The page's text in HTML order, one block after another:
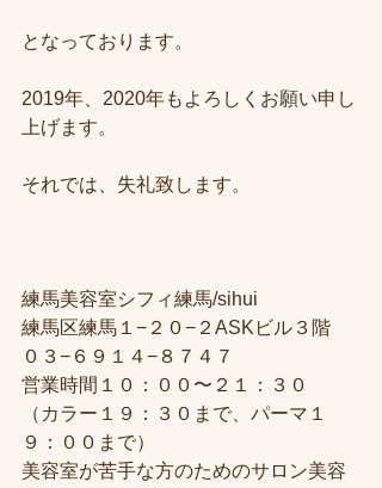
となっております。
2019年、2020年もよろしくお願い申し
上げます。
それでは、失礼致します。
練馬美容室シフィ練馬/sihui
練馬区練馬１−２０−２ASKビル３階
０３−６９１４−８７４７
営業時間１０：００〜２１：３０
（カラー１９：３０まで、パーマ１
９：００まで）
美容室が苦手な方のためのサロン美容